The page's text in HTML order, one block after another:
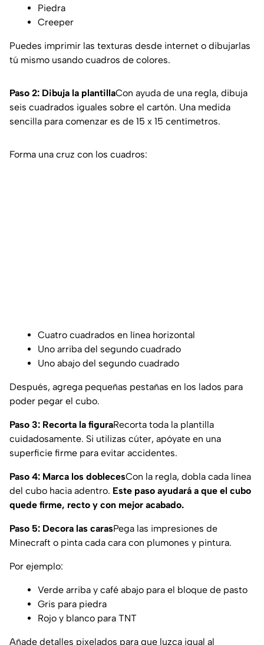
Piedra
Creeper
Puedes imprimir las texturas desde internet o dibujarlas
tú mismo usando cuadros de colores.
Paso 2: Dibuja la plantillaCon ayuda de una regla, dibuja
seis cuadrados iguales sobre el cartón. Una medida
sencilla para comenzar es de 15 x 15 centímetros.
Forma una cruz con los cuadros:
Cuatro cuadrados en línea horizontal
Uno arriba del segundo cuadrado
Uno abajo del segundo cuadrado
Después, agrega pequeñas pestañas en los lados para
poder pegar el cubo.
Paso 3: Recorta la figuraRecorta toda la plantilla
cuidadosamente. Si utilizas cúter, apóyate en una
superficie firme para evitar accidentes.
Paso 4: Marca los doblecesCon la regla, dobla cada línea
del cubo hacia adentro. Este paso ayudará a que el cubo
quede firme, recto y con mejor acabado.
Paso 5: Decora las carasPega las impresiones de
Minecraft o pinta cada cara con plumones y pintura.
Por ejemplo:
Verde arriba y café abajo para el bloque de pasto
Gris para piedra
Rojo y blanco para TNT
Añade detalles pixelados para que luzca igual al